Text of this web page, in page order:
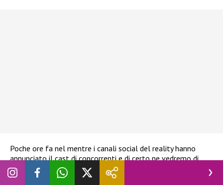
Poche ore fa nel mentre i canali social del reality hanno
annunciato il cast di concorrenti e di certo ne vedremo di
belle. Saranno 16 i Vipponi che varcheranno la porta rossa e i
colpi di scena sono assicurati. Attualmente si parla di una